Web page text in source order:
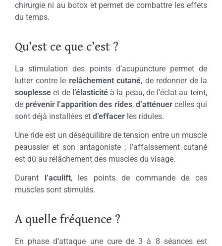
chirurgie ni au botox et permet de combattre les effets
du temps.
Qu’est ce que c’est ?
La stimulation des points d’acupuncture permet de
lutter contre le relâchement cutané, de redonner de la
souplesse et de l’élasticitéà la peau, de l’éclat au teint,
de prévenir l’apparition des rides, d’atténuercelles qui
sont déjà installées et d’effacer les ridules.
Une ride est un déséquilibre de tension entre un muscle
peaussier et son antagoniste ; l’affaissement cutané
est dû au relâchement des muscles du visage.
Durant l’aculift, les points de commande de ces
muscles sont stimulés.
A quelle fréquence ?
En phase d’attaque une cure de 3 à 8 séances est